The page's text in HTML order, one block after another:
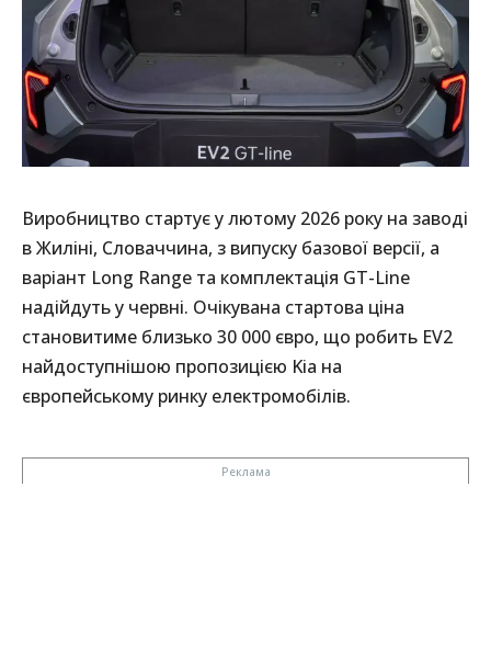
Виробництво стартує у лютому 2026 року на заводі
в Жиліні, Словаччина, з випуску базової версії, а
варіант Long Range та комплектація GT-Line
надійдуть у червні. Очікувана стартова ціна
становитиме близько 30 000 євро, що робить EV2
найдоступнішою пропозицією Kia на
європейському ринку електромобілів.